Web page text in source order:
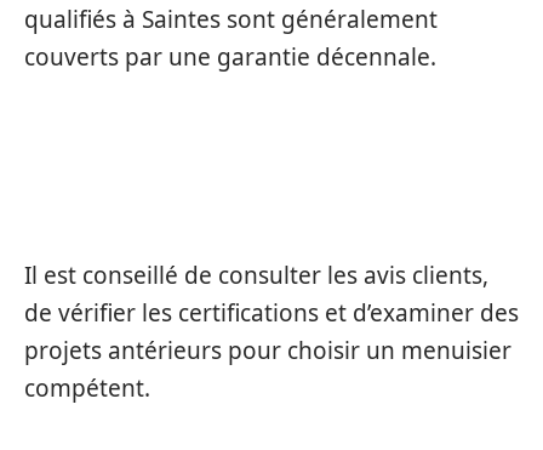
qualifiés à Saintes sont généralement
couverts par une garantie décennale.
Il est conseillé de consulter les avis clients,
de vérifier les certifications et d’examiner des
projets antérieurs pour choisir un menuisier
compétent.